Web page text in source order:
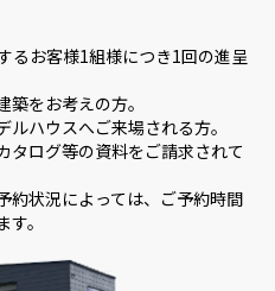
お客様1組様につき1回の進呈
をお考えの方。
ハウスへご来場される方。
ログ等の資料をご請求されて
状況によっては、ご予約時間
。